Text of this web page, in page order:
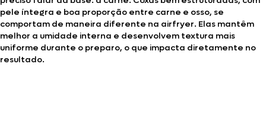
pele íntegra e boa proporção entre carne e osso, se
comportam de maneira diferente na airfryer. Elas mantêm
melhor a umidade interna e desenvolvem textura mais
uniforme durante o preparo, o que impacta diretamente no
resultado.